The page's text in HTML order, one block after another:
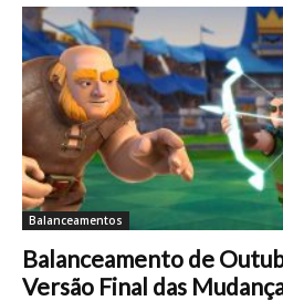
Balanceamentos
Balanceamento de
Versão Final das